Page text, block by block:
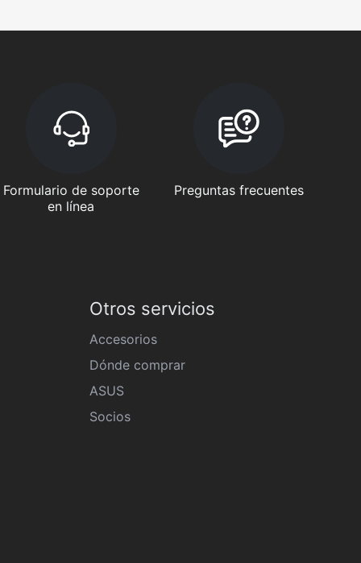
Formulario de soporte
en línea
Preguntas frecuentes
Otros servicios
Accesorios
Dónde comprar
ASUS
Socios